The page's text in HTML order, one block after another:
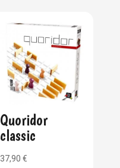
Quoridor
classic
37,90€